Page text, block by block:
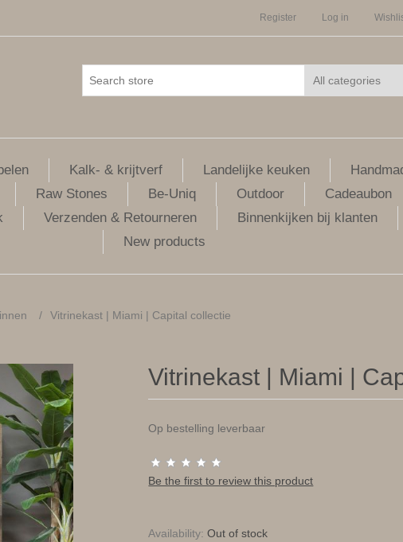
Register Log in
Kalk- & krijtverf Landelijke keuken
Raw Stones Be-Uniq Outdoor Cadeaubon
Verzenden & Retourneren Binnenkijken bij klanten
New products
/ Vitrinekast | Miami | Capital collectie
Vitrinekast | Miami |
Op bestelling leverbaar
Be the first to review this product
Availability: Out of stock